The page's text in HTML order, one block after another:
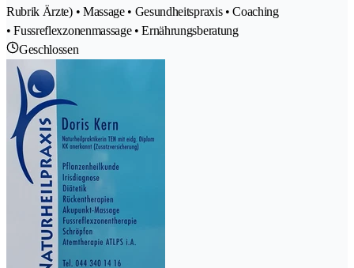
Rubrik Ärzte) • Massage • Gesundheitspraxis • Coaching
• Fussreflexzonenmassage • Ernährungsberatung
Geschlossen